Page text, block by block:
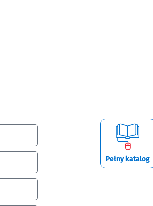
Pełny katalog